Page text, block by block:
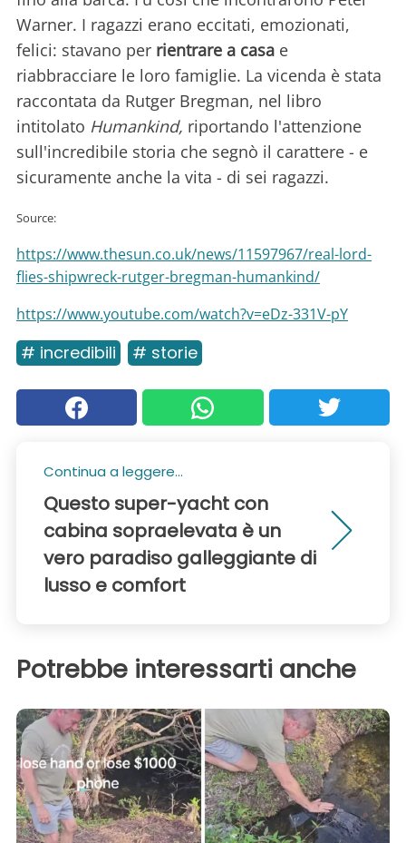
Warner. I ragazzi erano eccitati, emozionati,
felici: stavano per rientrare a casa e
riabbracciare le loro famiglie. La vicenda è stata
raccontata da Rutger Bregman, nel libro
intitolato Humankind, riportando l'attenzione
sull'incredibile storia che segnò il carattere - e
sicuramente anche la vita - di sei ragazzi.
Source:
https://www.thesun.co.uk/news/11597967/real-lord-
flies-shipwreck-rutger-bregman-humankind/
https://www.youtube.com/watch?v=eDz-331V-pY
# incredibili # storie
Continua a leggere...
Questo super-yacht con
cabina sopraelevata è un
vero paradiso galleggiante di
lusso e comfort
Potrebbe interessarti anche